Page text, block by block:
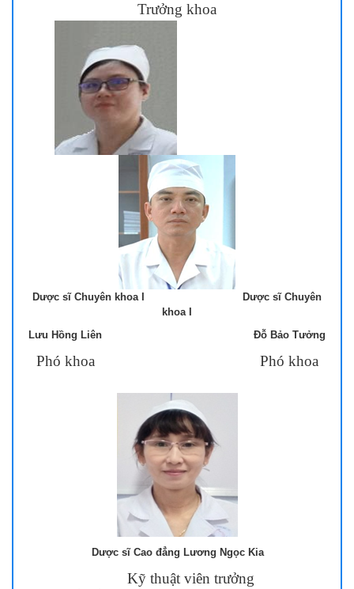
Trưởng khoa
Dược sĩ Chuyên khoa I Dược sĩ Chuyên
khoa I
Lưu Hồng Liên Đỗ Bảo Tưởng
Phó khoa Phó khoa
Dược sĩ Cao đẳng Lương Ngọc Kia
Kỹ thuật viên trưởng